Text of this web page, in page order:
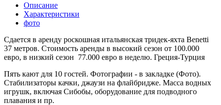
Описание
Характеристики
фото
Сдается в аренду роскошная итальянская тридек-яхта Benetti
37 метров. Стоимость аренды в высокий сезон от 100.000
евро, в низкий сезон 77.000 евро в неделю. Греция-Турция
Пять кают для 10 гостей. Фотографии - в закладке (Фото).
Стабилизаторы качки, джаузи на флайбридже. Масса водных
игрушк, включая Сибобы, оборудование для подводного
плавания и пр.